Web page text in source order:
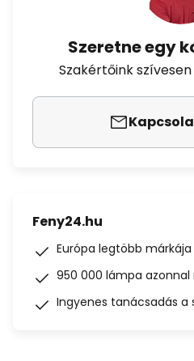
Szeretne egy
Szakértőink
Feny24.hu
Európa legtöbb márkája
950 000 lámpa azonnal
Ingyenes tanácsadás a